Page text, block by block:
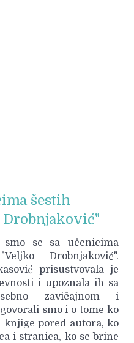
šestih
Drobnjaković"
se sa učenicima
Drobnjaković".
prisustvovala je
i upoznala ih sa
zavičajnom i
smo i o tome ko
knjige pored autora, ko
i stranica, ko se brine